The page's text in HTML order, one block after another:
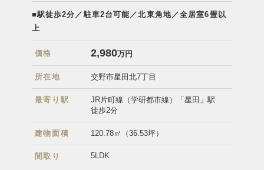
■駅徒歩2分／駐車2台可能／北東角地／全居室6畳以
上
価格 2,980万円
所在地 交野市星田北7丁目
最寄り駅
JR片町線（学研都市線）「星田」駅
徒歩2分
建物面積 120.78㎡（36.53坪）
間取り 5LDK